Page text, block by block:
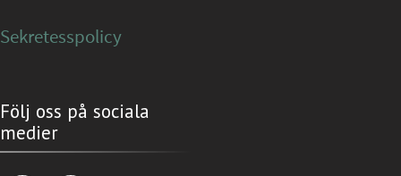
Sekretesspolicy
Följ oss på sociala
medier